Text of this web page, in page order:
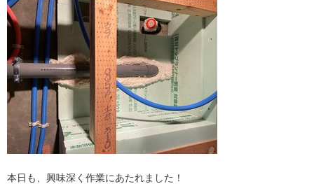
本日も、興味深く作業にあたれました！